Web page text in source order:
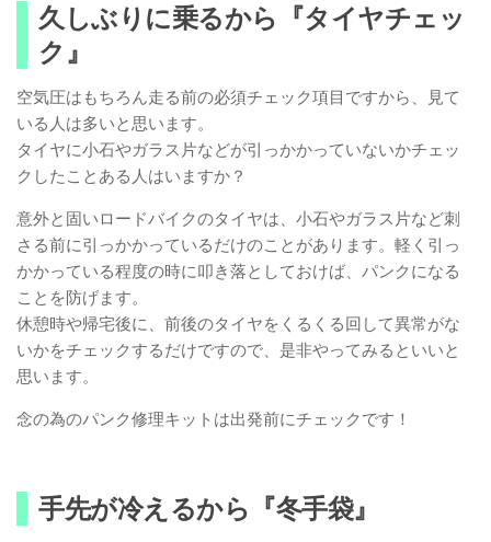
久しぶりに乗るから『タイヤチェッ
ク』
空気圧はもちろん走る前の必須チェック項目ですから、見て
いる人は多いと思います。
タイヤに小石やガラス片などが引っかかっていないかチェッ
クしたことある人はいますか？
意外と固いロードバイクのタイヤは、小石やガラス片など刺
さる前に引っかかっているだけのことがあります。軽く引っ
かかっている程度の時に叩き落としておけば、パンクになる
ことを防げます。
休憩時や帰宅後に、前後のタイヤをくるくる回して異常がな
いかをチェックするだけですので、是非やってみるといいと
思います。
念の為のパンク修理キットは出発前にチェックです！
手先が冷えるから『冬手袋』